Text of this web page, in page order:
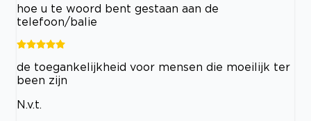
hoe u te woord bent gestaan aan de
telefoon/balie
de toegankelijkheid voor mensen die moeilijk ter
been zijn
N.v.t.